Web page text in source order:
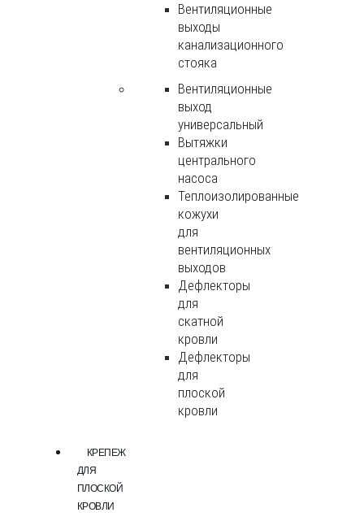
Вентиляционные
выходы
канализационного
стояка
Вентиляционные
выход
универсальный
Вытяжки
центрального
насоса
Теплоизолированные
кожухи
для
вентиляционных
выходов
Дефлекторы
для
скатной
кровли
Дефлекторы
для
плоской
кровли
КРЕПЕЖ
ДЛЯ
ПЛОСКОЙ
КРОВЛИ